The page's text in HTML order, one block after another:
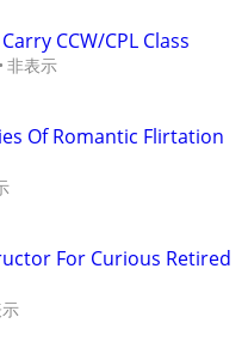
CCW/CPL Class
非表示
Of Romantic Flirtation
For Curious Retired